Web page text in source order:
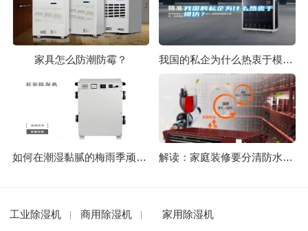
家具怎么防潮防霉？ 我国的私企为什么热衷于模仿？
如何在潮湿黏腻的梅雨季顽强地活下去？ 解读：家庭装修要分清防水和防潮
工业除湿机 商用除湿机 家用除湿机